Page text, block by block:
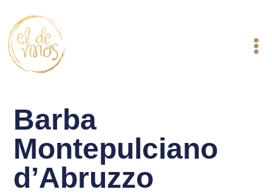
contenido
Barba
Montepulciano
d’Abruzzo